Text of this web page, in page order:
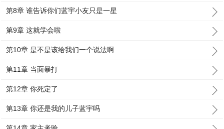
第8章 谁告诉你们蓝宇小友只是一星
第9章 这就学会啦
第10章 是不是该给我们一个说法啊
第11章 当面暴打
第12章 你死定了
第13章 你还是我的儿子蓝宇吗